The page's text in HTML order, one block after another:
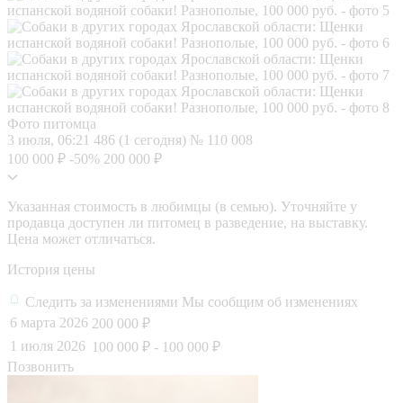
Фото питомца
3 июля, 06:21 486 (1 сегодня) № 110 008
100 000 ₽ -50% 200 000 ₽
Указанная стоимость в любимцы (в семью). Уточняйте у
продавца доступен ли питомец в разведение, на выставку.
Цена может отличаться.
История цены
Следить за изменениями Мы сообщим об изменениях
6 марта 2026 200 000 ₽
1 июля 2026 100 000 ₽ - 100 000 ₽
Позвонить